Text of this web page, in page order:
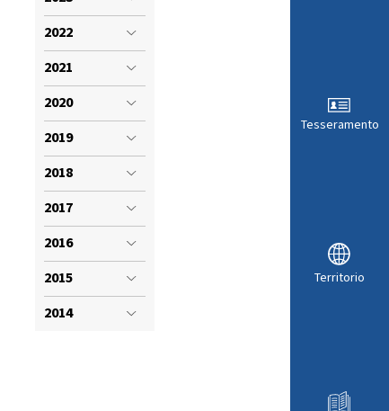
Tesseramento
Territorio
2022
2021
2020
2019
2018
2017
2016
2015
2014